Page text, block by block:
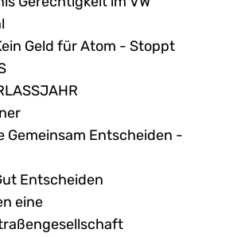
Geld für Atom - Stoppt
Gemeinsam Entscheiden -
Entscheiden
eine